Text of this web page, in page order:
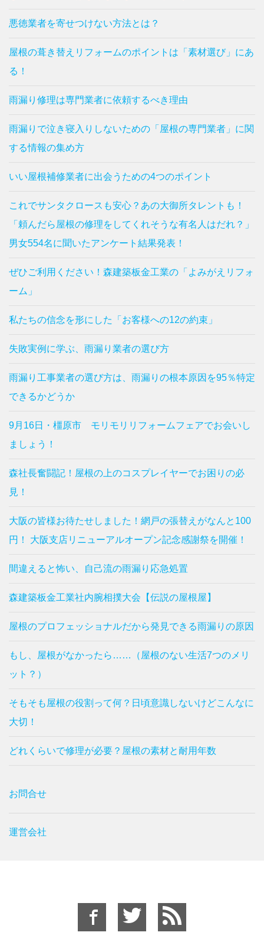
悪徳業者を寄せつけない方法とは？
屋根の葺き替えリフォームのポイントは「素材選び」にあ
る！
雨漏り修理は専門業者に依頼するべき理由
雨漏りで泣き寝入りしないための「屋根の専門業者」に関
する情報の集め方
いい屋根補修業者に出会うための4つのポイント
これでサンタクロースも安心？あの大御所タレントも！
「頼んだら屋根の修理をしてくれそうな有名人はだれ？」
男女554名に聞いたアンケート結果発表！
ぜひご利用ください！森建築板金工業の「よみがえリフォ
ーム」
私たちの信念を形にした「お客様への12の約束」
失敗実例に学ぶ、雨漏り業者の選び方
雨漏り工事業者の選び方は、雨漏りの根本原因を95％特定
できるかどうか
9月16日・橿原市 モリモリリフォームフェアでお会いし
ましょう！
森社長奮闘記！屋根の上のコスプレイヤーでお困りの必
見！
大阪の皆様お待たせしました！網戸の張替えがなんと100
円！ 大阪支店リニューアルオープン記念感謝祭を開催！
間違えると怖い、自己流の雨漏り応急処置
森建築板金工業社内腕相撲大会【伝説の屋根屋】
屋根のプロフェッショナルだから発見できる雨漏りの原因
もし、屋根がなかったら……（屋根のない生活7つのメリ
ット？）
そもそも屋根の役割って何？日頃意識しないけどこんなに
大切！
どれくらいで修理が必要？屋根の素材と耐用年数
お問合せ
運営会社